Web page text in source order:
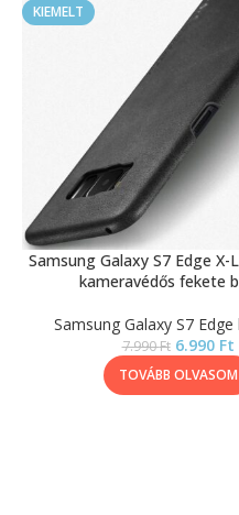
KIEMELT
Samsung Galaxy S7 Edge X-
kameravédős fekete
Samsung Galaxy S7
7.990Ft 6.990 Ft
TOVÁBB OLVASOM